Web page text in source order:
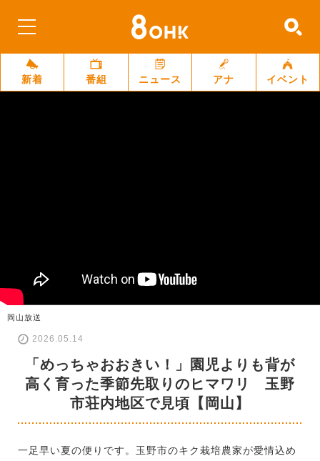
新着 番組 ニュース アナ イベント
岡山放送
2026.05.14
「めっちゃおおきい！」園児よりも背が
高く育った季節先取りのヒマワリ 玉野
市荘内地区で見頃【岡山】
一足早い夏の便りです。玉野市のキク栽培農家が愛情込め